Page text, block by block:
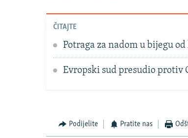
ČITAJTE
Potraga za nadom u bijegu
Evropski sud presudio protiv
Podijelite Pratite nas